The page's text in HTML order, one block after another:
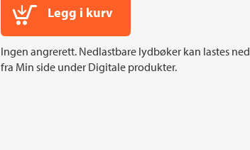
Legg i kurv
Ingen angrerett. Nedlastbare lydbøker kan lastes ned
fra Min side under Digitale produkter.